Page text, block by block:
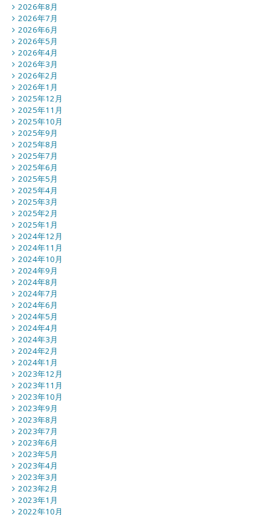
2026年8月
2026年7月
2026年6月
2026年5月
2026年4月
2026年3月
2026年2月
2026年1月
2025年12月
2025年11月
2025年10月
2025年9月
2025年8月
2025年7月
2025年6月
2025年5月
2025年4月
2025年3月
2025年2月
2025年1月
2024年12月
2024年11月
2024年10月
2024年9月
2024年8月
2024年7月
2024年6月
2024年5月
2024年4月
2024年3月
2024年2月
2024年1月
2023年12月
2023年11月
2023年10月
2023年9月
2023年8月
2023年7月
2023年6月
2023年5月
2023年4月
2023年3月
2023年2月
2023年1月
2022年10月